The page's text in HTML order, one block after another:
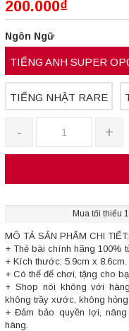
200.000₫
Ngôn Ngữ
TIẾNG ANH SUPER
TIẾNG NHẬT RARE
- +
Mua tối thiểu
MÔ TẢ SẢN PHẨM CHI TIẾT:
+ Thẻ bài chính hãng 100%
+ Kích thước: 5.9cm x 8.6cm.
+ Có thể để chơi, tặng cho
+ Shop nói không với
không trầy xước, không hỏng
+ Đảm bảo quyền lợi,
hàng.